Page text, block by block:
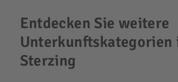
Entdecken Sie weitere
Unterkunftskategorien
Sterzing